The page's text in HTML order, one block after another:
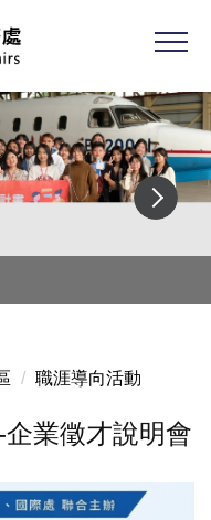
職涯導向活動
企業徵才說明會